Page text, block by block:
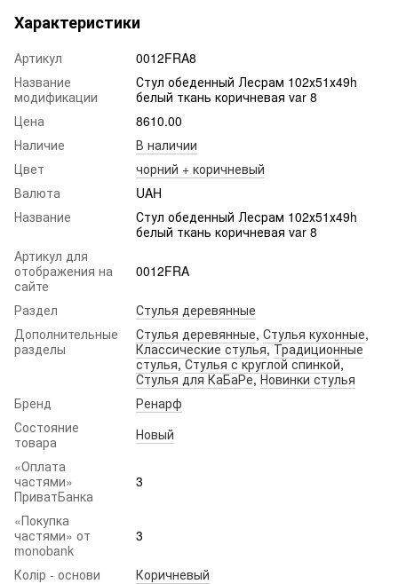
Характеристики
Артикул
0012FRA8
Название
модификации
Стул обеденный Лесрам 102х51х49h
белый ткань коричневая var 8
Цена
8610.00
Наличие
В наличии
Цвет
чорний + коричневый
Валюта
UAH
Название
Стул обеденный Лесрам 102х51х49h
белый ткань коричневая var 8
Артикул для
отображения на
сайте
0012FRA
Раздел
Стулья деревянные
Дополнительные
разделы
Стулья деревянные, Стулья кухонные,
Классические стулья,Традиционные
стулья,Стулья с круглой спинкой,
Стулья для КаБаРе,Новинки стулья
Бренд
Ренарф
Состояние
товара
Новый
«Оплата
частями»
ПриватБанка
3
«Покупка
частями» от
monobank
3
Колір - основи Коричневый